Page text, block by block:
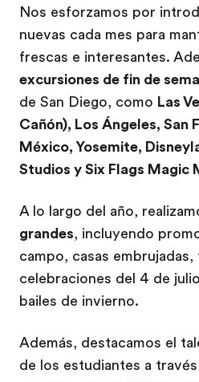
Nos esforzamos por
nuevas cada mes para
frescas e interesantes.
excursiones de fin de
de San Diego, como Las
Cañón), Los Ángeles, San
México, Yosemite,
Studios y Six Flags Magic
A lo largo del año,
grandes, incluyendo
campo, casas
celebraciones del 4 de
bailes de invierno.
Además, destacamos el
de los estudiantes a